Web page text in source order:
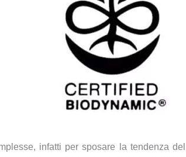
infatti per sposare la tendenza del